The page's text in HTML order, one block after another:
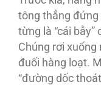
tông thẳng đứng
từng là “cái bẫy”
Chúng rơi
đuối hàng loạt.
“đường dốc